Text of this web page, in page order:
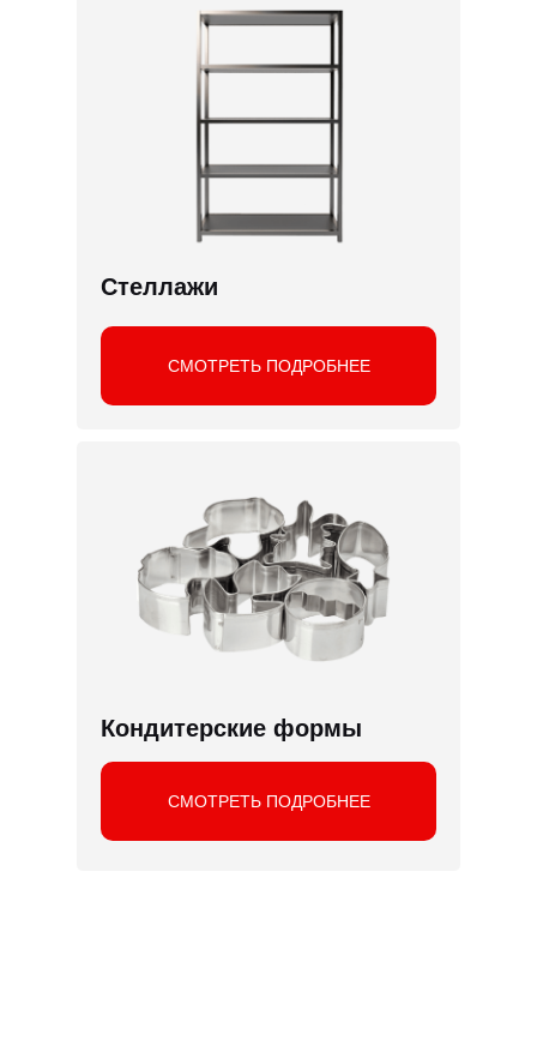
СМОТРЕТЬ ПОДРОБНЕЕ
Кондитерские формы
СМОТРЕТЬ ПОДРОБНЕЕ
Стеллажи